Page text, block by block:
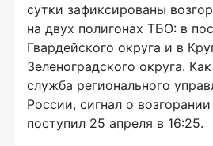
сутки зафиксированы
на двух полигонах ТБО: в
Гвардейского округа и в
Зеленоградского округа.
служба регионального
России, сигнал о
поступил 25 апреля в 16:25.